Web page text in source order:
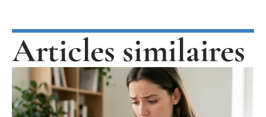
Articles similaires